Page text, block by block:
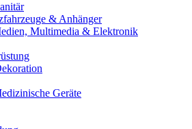
& Anhänger
Multimedia & Elektronik
Geräte